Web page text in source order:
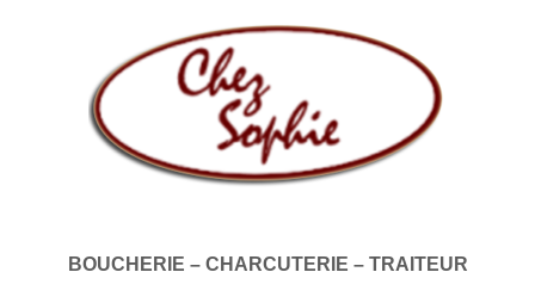
BOUCHERIE – CHARCUTERIE – TRAITEUR